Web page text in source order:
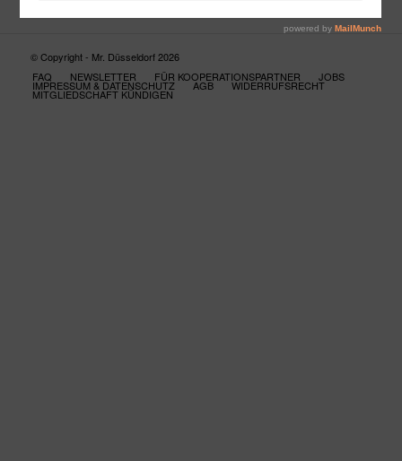
© Copyright - Mr. Düsseldorf 2026
FAQ
NEWSLETTER FÜR KOOPERATIONSPARTNER JOBS
IMPRESSUM & DATENSCHUTZ AGB WIDERRUFSRECHT
MITGLIEDSCHAFT KÜNDIGEN